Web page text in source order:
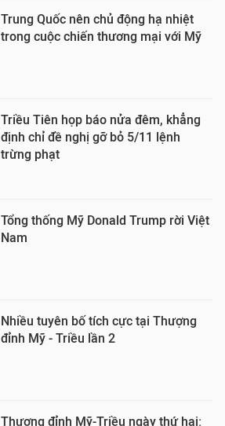
Trung Quốc nên chủ động hạ nhiệt
trong cuộc chiến thương mại với Mỹ
Triều Tiên họp báo nửa đêm, khẳng
định chỉ đề nghị gỡ bỏ 5/11 lệnh
trừng phạt
Tổng thống Mỹ Donald Trump rời Việt
Nam
Nhiều tuyên bố tích cực tại Thượng
đỉnh Mỹ - Triều lần 2
Thượng đỉnh Mỹ-Triều ngày thứ hai: